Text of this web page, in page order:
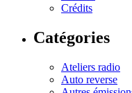
Crédits
Catégories
Ateliers radio
Auto reverse